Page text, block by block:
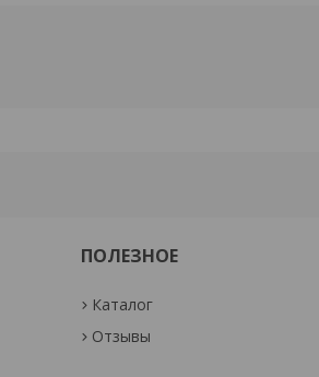
ПОЛЕЗНОЕ
Каталог
Отзывы